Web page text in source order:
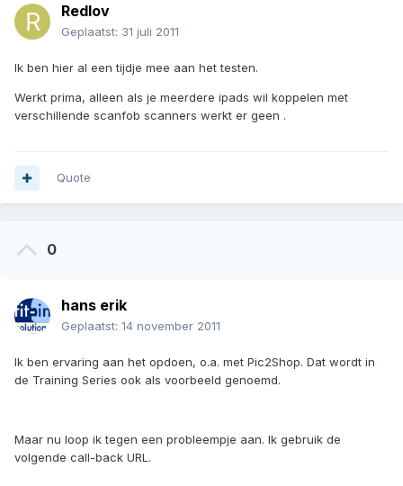
Redlov
Geplaatst: 31 juli 2011
Ik ben hier al een tijdje mee aan het testen.
Werkt prima, alleen als je meerdere ipads wil koppelen met
verschillende scanfob scanners werkt er geen .
Quote
0
hans erik
Geplaatst: 14 november 2011
Ik ben ervaring aan het opdoen, o.a. met Pic2Shop. Dat wordt in
de Training Series ook als voorbeeld genoemd.
Maar nu loop ik tegen een probleempje aan. Ik gebruik de
volgende call-back URL.